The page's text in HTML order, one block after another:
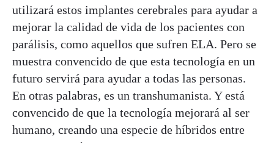
utilizará estos implantes cerebrales para ayudar a
mejorar la calidad de vida de los pacientes con
parálisis, como aquellos que sufren ELA. Pero se
muestra convencido de que esta tecnología en un
futuro servirá para ayudar a todas las personas.
En otras palabras, es un transhumanista. Y está
convencido de que la tecnología mejorará al ser
humano, creando una especie de híbridos entre